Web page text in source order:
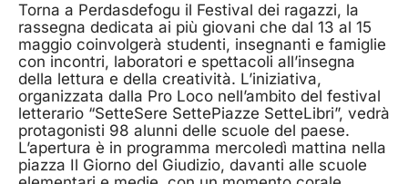
Torna a Perdasdefogu il Festival dei ragazzi, la
rassegna dedicata ai più giovani che dal 13 al 15
maggio coinvolgerà studenti, insegnanti e famiglie
con incontri, laboratori e spettacoli all’insegna
della lettura e della creatività. L’iniziativa,
organizzata dalla Pro Loco nell’ambito del festival
letterario “SetteSere SettePiazze SetteLibri”, vedrà
protagonisti 98 alunni delle scuole del paese.
L’apertura è in programma mercoledì mattina nella
piazza Il Giorno del Giudizio, davanti alle scuole